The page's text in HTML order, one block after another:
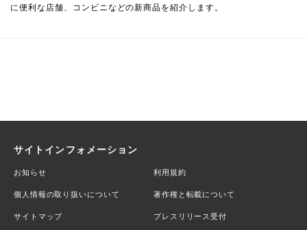
に便利な店舗、コンビニなどの新商品を紹介します。
サイトインフォメーション
お知らせ 利用規約
個人情報の取り扱いについて 著作権と転載について
サイトマップ プレスリリース受付